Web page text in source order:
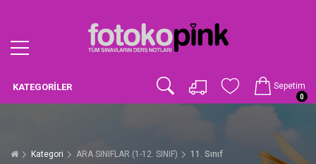
0
Sepetim
KATEGORILER
Kategori ARA SINIFLAR (1-12. SINIF) 11. Sınıf